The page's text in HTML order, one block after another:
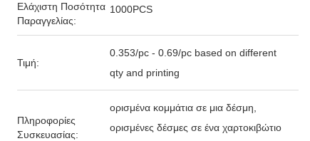
Ελάχιστη Ποσότητα
Παραγγελίας:
1000PCS
Τιμή:
0.353/pc - 0.69/pc based on different
qty and printing
Πληροφορίες
Συσκευασίας:
ορισμένα κομμάτια σε μια δέσμη,
ορισμένες δέσμες σε ένα χαρτοκιβώτιο